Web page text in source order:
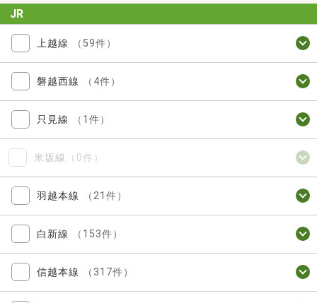
JR
上越線 （59件）
磐越西線 （4件）
只見線 （1件）
米坂線 （0件）
羽越本線 （21件）
白新線 （153件）
信越本線 （317件）